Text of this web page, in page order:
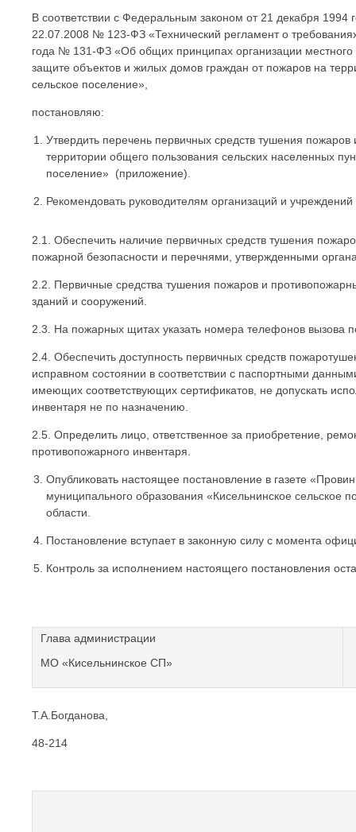
В соответствии с Федеральным законом от 21 декабря
22.07.2008 № 123-ФЗ «Технический регламент о
года № 131-ФЗ «Об общих принципах организации
защите объектов и жилых домов граждан от пожаров на
сельское поселение»,
постановляю:
Утвердить перечень первичных средств тушения
территории общего пользования сельских населенных
поселение» (приложение).
Рекомендовать руководителям организаций и
2.1. Обеспечить наличие первичных средств тушения
пожарной безопасности и перечнями, утвержденными
2.2. Первичные средства тушения пожаров и
зданий и сооружений.
2.3. На пожарных щитах указать номера телефонов вызова
2.4. Обеспечить доступность первичных средств
исправном состоянии в соответствии с паспортными
имеющих соответствующих сертификатов, не допускать
инвентаря не по назначению.
2.5. Определить лицо, ответственное за приобретение,
противопожарного инвентаря.
Опубликовать настоящее постановление в газете
муниципального образования «Кисельнинское сельское
области.
Постановление вступает в законную силу с момента
Контроль за исполнением настоящего постановления
Глава администрации
МО «Кисельнинское СП»
Т.А.Богданова,
48-214